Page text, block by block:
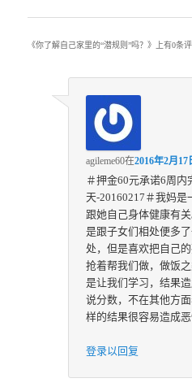
《你了解自己家里的“潜规则”吗？》上有0条
agileme60在2016年2月17
＃押金60元承诺6周内
天-20160217＃我妈
跟她自己身体健康有
是跟子女们相处便多
处，但是喜欢把自己
抢着帮我们做，做饭
是让我们学习，结果
说分数，不在其他方
样的结果很容易造成
登录以回复